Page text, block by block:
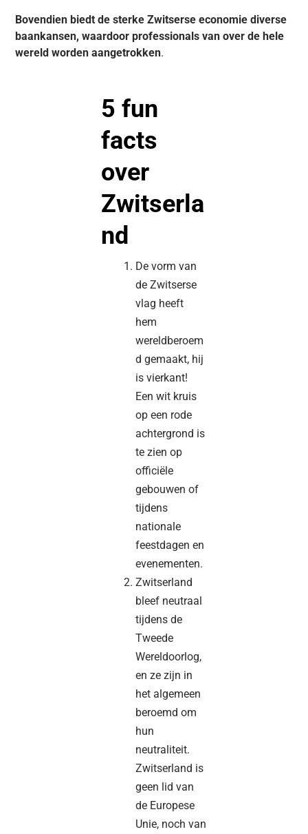
Bovendien biedt de sterke Zwitserse economie diverse
baankansen, waardoor professionals van over de hele
wereld worden aangetrokken.
5 fun
facts
over
Zwitserla
nd
De vorm van
de Zwitserse
vlag heeft
hem
wereldberoem
d gemaakt, hij
is vierkant!
Een wit kruis
op een rode
achtergrond is
te zien op
officiële
gebouwen of
tijdens
nationale
feestdagen en
evenementen.
Zwitserland
bleef neutraal
tijdens de
Tweede
Wereldoorlog,
en ze zijn in
het algemeen
beroemd om
hun
neutraliteit.
Zwitserland is
geen lid van
de Europese
Unie, noch van